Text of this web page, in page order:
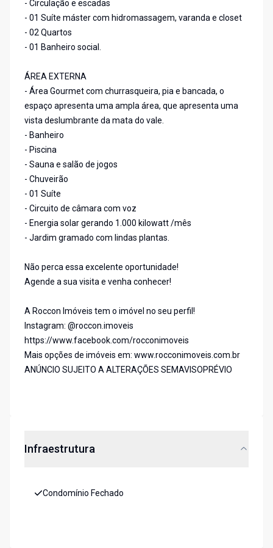
- Circulação e escadas
- 01 Suíte máster com hidromassagem, varanda e closet
- 02 Quartos
- 01 Banheiro social.
ÁREA EXTERNA
- Área Gourmet com churrasqueira, pia e bancada, o
espaço apresenta uma ampla área, que apresenta uma
vista deslumbrante da mata do vale.
- Banheiro
- Piscina
- Sauna e salão de jogos
- Chuveirão
- 01 Suíte
- Circuito de câmara com voz
- Energia solar gerando 1.000 kilowatt /mês
- Jardim gramado com lindas plantas.
Não perca essa excelente oportunidade!
Agende a sua visita e venha conhecer!
A Roccon Imóveis tem o imóvel no seu perfil!
Instagram: @roccon.imoveis
https://www.facebook.com/rocconimoveis
Mais opções de imóveis em: www.rocconimoveis.com.br
ANÚNCIO SUJEITO A ALTERAÇÕES SEMAVISOPRÉVIO
Infraestrutura
Condomínio Fechado